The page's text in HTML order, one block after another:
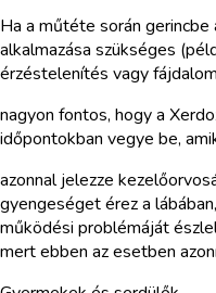
Ha a műtéte során
alkalmazása szükséges
érzéstelenítés vagy
nagyon fontos, hogy a
időpontokban vegye be,
azonnal jelezze
gyengeséget érez a
működési problémáját
mert ebben az esetben